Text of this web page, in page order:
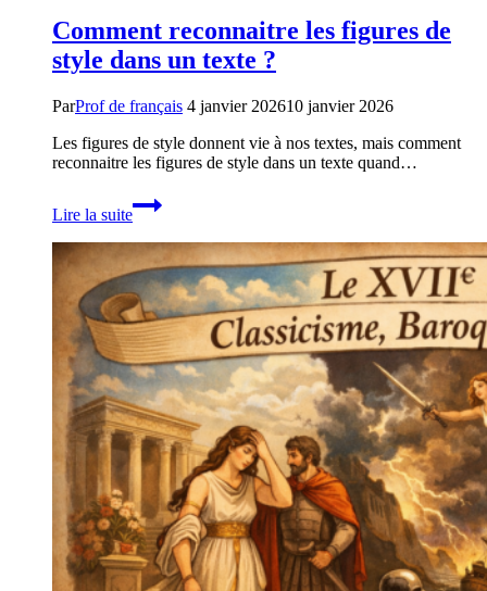
Comment reconnaitre les figures de
style dans un texte ?
ParProf de français 4 janvier 202610 janvier 2026
Les figures de style donnent vie à nos textes, mais comment
reconnaitre les figures de style dans un texte quand…
Lire la suite
Comment
reconnaitre
figures
de
style
dans
un
texte
?